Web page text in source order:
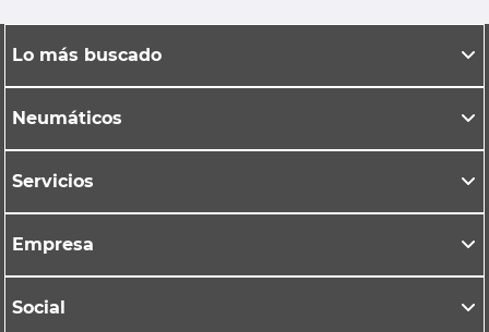
Lo más buscado
Neumáticos
Servicios
Empresa
Social